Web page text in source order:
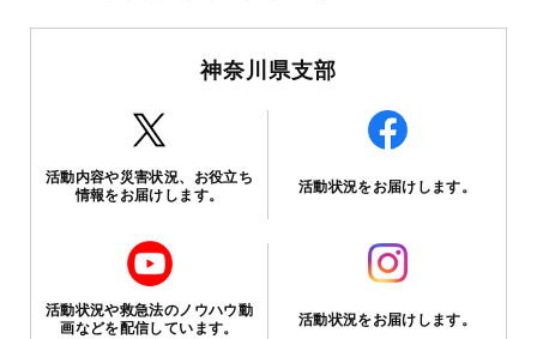
神奈川県支部
活動内容や災害状況、お役立ち
情報をお届けします。
活動状況をお届けします。
活動状況や救急法のノウハウ動
画などを配信しています。
活動状況をお届けします。